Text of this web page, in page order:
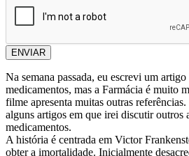
ENVIAR
Na semana passada, eu escrevi um
medicamentos, mas a Farmácia é muito
filme apresenta muitas outras
alguns artigos em que irei discutir outros
medicamentos.
A história é centrada em Victor
obter a imortalidade. Inicialmente